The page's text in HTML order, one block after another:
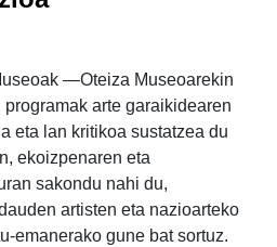
—Oteiza Museoarekin
arte garaikidearen
eta lan kritikoa sustatzea du
ekoizpenaren eta
sakondu nahi du,
artisten eta nazioarteko
emanerako gune bat sortuz.